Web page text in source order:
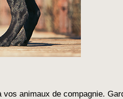
animaux de compagnie.